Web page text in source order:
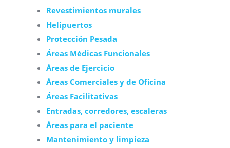
Revestimientos murales
Helipuertos
Protección Pesada
Áreas Médicas Funcionales
Áreas de Ejercicio
Áreas Comerciales y de Oficina
Áreas Facilitativas
Entradas, corredores, escaleras
Áreas para el paciente
Mantenimiento y limpieza